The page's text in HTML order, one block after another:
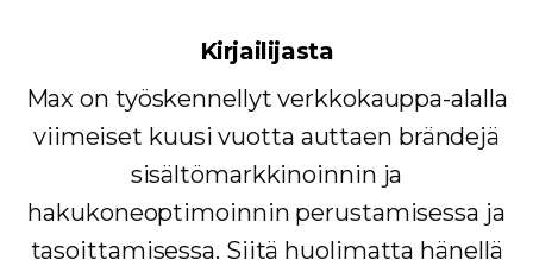
Kirjailijasta
Max on työskennellyt verkkokauppa-alalla
viimeiset kuusi vuotta auttaen brändejä
sisältömarkkinoinnin ja
hakukoneoptimoinnin perustamisessa ja
tasoittamisessa. Siitä huolimatta hänellä